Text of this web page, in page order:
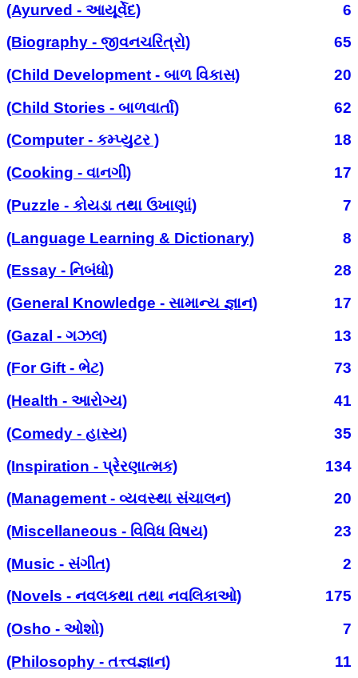
(Ayurved - આયૂર્વેદ)
6
(Biography - જીવનચરિત્રો)
65
(Child Development - બાળ વિકાસ)
20
(Child Stories - બાળવાર્તા)
62
(Computer - કમ્પ્યુટર )
18
(Cooking - વાનગી)
17
(Puzzle - કોયડા તથા ઉખાણાં)
7
(Language Learning & Dictionary)
8
(Essay - નિબંધો)
28
(General Knowledge - સામાન્ય જ્ઞાન)
17
(Gazal - ગઝલ)
13
(For Gift - ભેટ)
73
(Health - આરોગ્ય)
41
(Comedy - હાસ્ય)
35
(Inspiration - પ્રેરણાત્મક)
134
(Management - વ્યવસ્થા સંચાલન)
20
(Miscellaneous - વિવિધ વિષય)
23
(Music - સંગીત)
2
(Novels - નવલકથા તથા નવલિકાઓ)
175
(Osho - ઓશો)
7
(Philosophy - તત્ત્વજ્ઞાન)
11